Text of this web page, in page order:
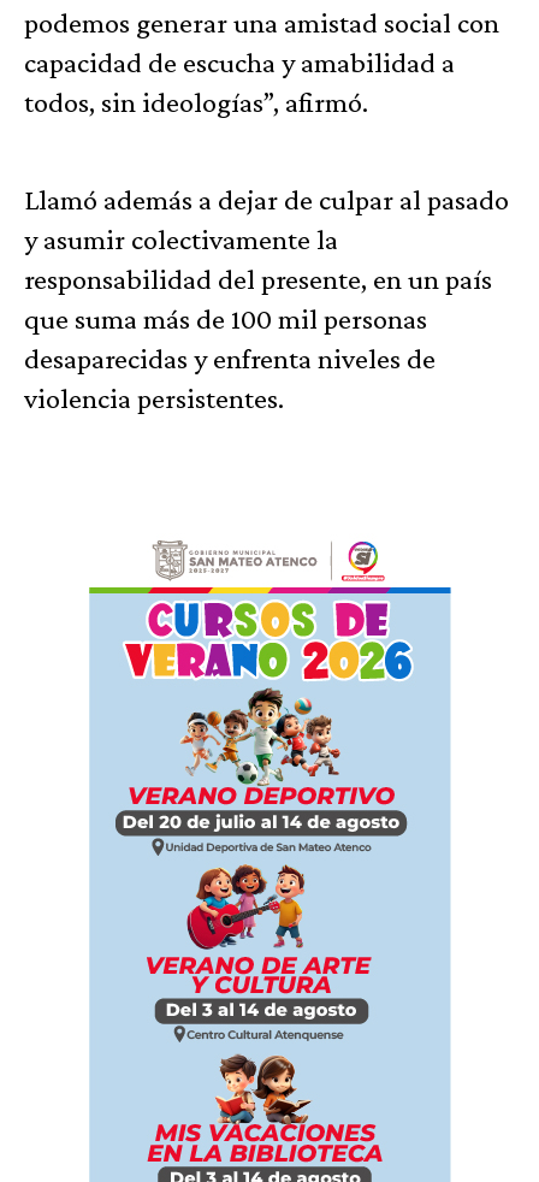
podemos generar una amistad social con
capacidad de escucha y amabilidad a
todos, sin ideologías”, afirmó.
Llamó además a dejar de culpar al pasado
y asumir colectivamente la
responsabilidad del presente, en un país
que suma más de 100 mil personas
desaparecidas y enfrenta niveles de
violencia persistentes.